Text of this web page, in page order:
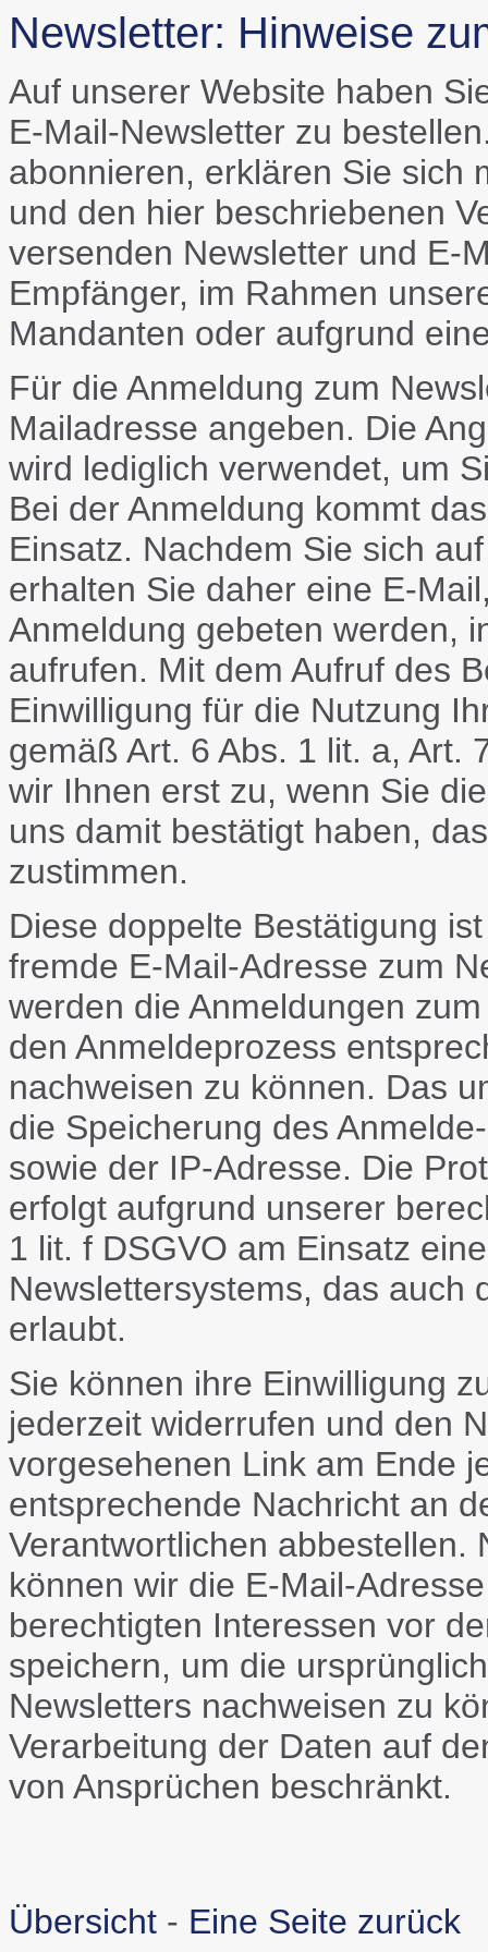
Newsletter: Hinweise
Auf unserer Website haben
E-Mail-Newsletter zu
abonnieren, erklären Sie sich
und den hier beschriebenen
versenden Newsletter und E-
Empfänger, im Rahmen
Mandanten oder aufgrund
Für die Anmeldung zum
Mailadresse angeben. Die
wird lediglich verwendet, um
Bei der Anmeldung kommt
Einsatz. Nachdem Sie sich
erhalten Sie daher eine E-
Anmeldung gebeten werden,
aufrufen. Mit dem Aufruf des
Einwilligung für die Nutzung
gemäß Art. 6 Abs. 1 lit. a, Art.
wir Ihnen erst zu, wenn Sie
uns damit bestätigt haben,
zustimmen.
Diese doppelte Bestätigung
fremde E-Mail-Adresse zum
werden die Anmeldungen
den Anmeldeprozess
nachweisen zu können. Das
die Speicherung des
sowie der IP-Adresse. Die
erfolgt aufgrund unserer
1 lit. f DSGVO am Einsatz
Newslettersystems, das auch
erlaubt.
Sie können ihre Einwilligung
jederzeit widerrufen und den
vorgesehenen Link am Ende
entsprechende Nachricht an
Verantwortlichen abbestellen.
können wir die E-Mail-
berechtigten Interessen vor
speichern, um die
Newsletters nachweisen zu
Verarbeitung der Daten auf
von Ansprüchen beschränkt.
Übersicht - Eine Seite zurück